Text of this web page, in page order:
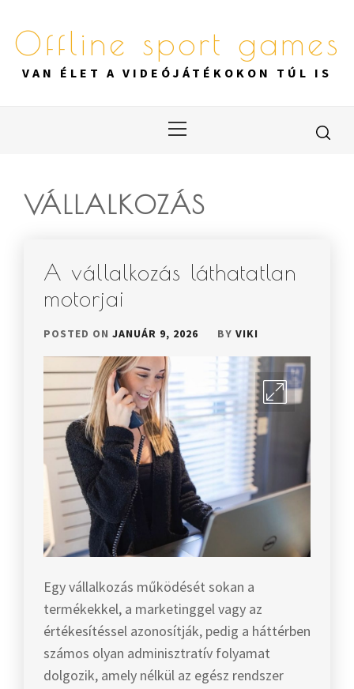
content
Offline sport games
VAN ÉLET A VIDEÓJÁTÉKOKON TÚL IS
Menu
VÁLLALKOZÁS
A vállalkozás láthatatlan
motorjai
POSTED ON JANUÁR 9, 2026 BY VIKI
Egy vállalkozás működését sokan a
termékekkel, a marketinggel vagy az
értékesítéssel azonosítják, pedig a háttérben
számos olyan adminisztratív folyamat
dolgozik, amely nélkül az egész rendszer